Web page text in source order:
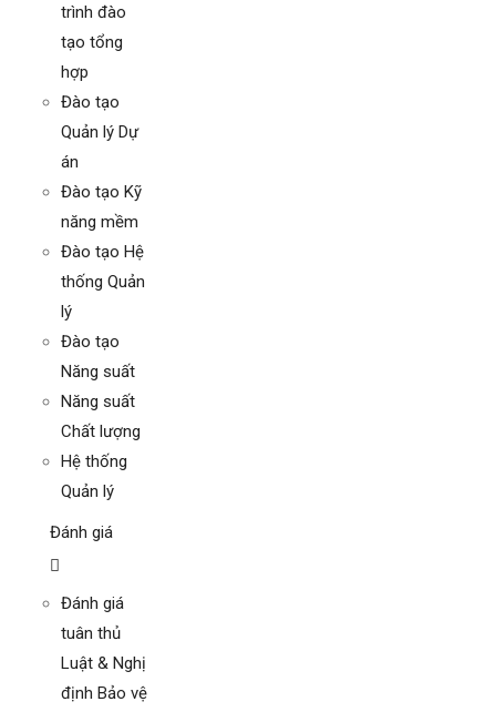
trình đào
tạo tổng
hợp
Đào tạo
Quản lý Dự
án
Đào tạo Kỹ
năng mềm
Đào tạo Hệ
thống Quản
lý
Đào tạo
Năng suất
Năng suất
Chất lượng
Hệ thống
Quản lý
Đánh giá
Đánh giá
tuân thủ
Luật & Nghị
định Bảo vệ